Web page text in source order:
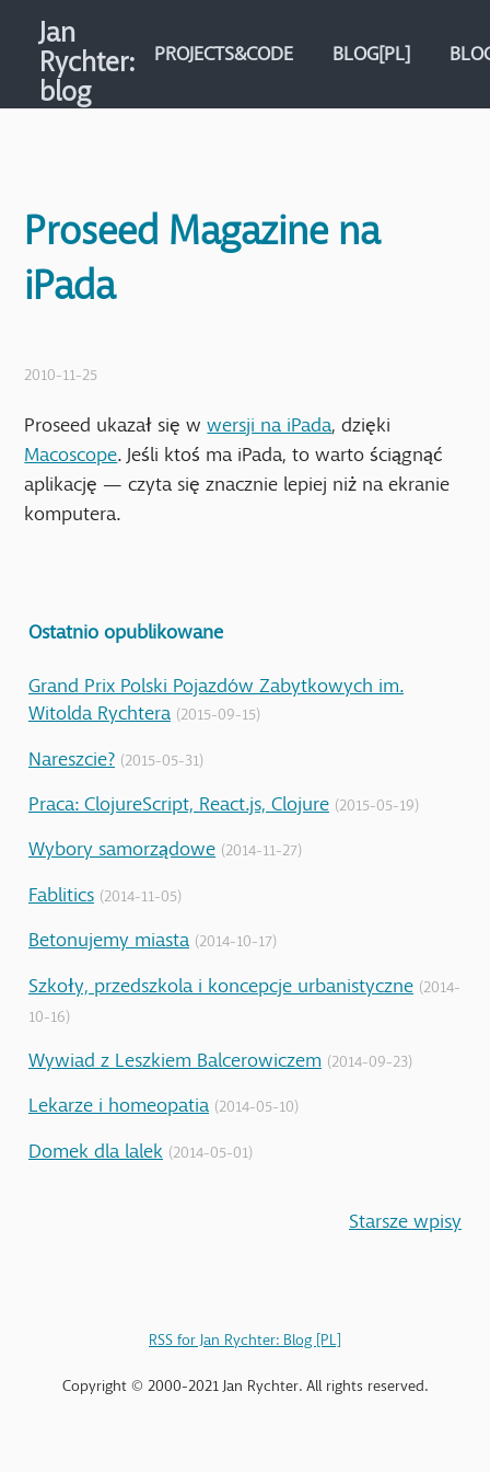
Jan
Rychter:
blog
PROJECTS&CODE BLOG[PL]
Proseed Magazine na
iPada
2010-11-25
Proseed ukazał się wwersji na iPada , dzięki
Macoscope . Jeśli ktoś ma iPada, to warto ściągnąć
aplikację — czyta się znacznie lepiej niż na ekranie
komputera.
Ostatnio opublikowane
Grand Prix Polski Pojazdów Zabytkowych im.
Witolda Rychtera (2015-09-15)
Nareszcie? (2015-05-31)
Praca: ClojureScript, React.js, Clojure (2015-05-19)
Wybory samorządowe (2014-11-27)
Fablitics (2014-11-05)
Betonujemy miasta (2014-10-17)
Szkoły, przedszkola i koncepcje urbanistyczne (2014-
10-16)
Wywiad z Leszkiem Balcerowiczem (2014-09-23)
Lekarze i homeopatia (2014-05-10)
Domek dla lalek (2014-05-01)
Starsze wpisy
RSS for Jan Rychter: Blog [PL]
Copyright © 2000-2021 Jan Rychter. All rights reserved.